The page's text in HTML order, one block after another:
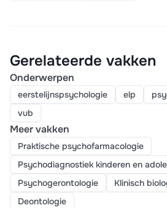
Gerelateerde vakken
Onderwerpen
eerstelijnspsychologie elp
vub
Meer vakken
Praktische psychofarmacologie
Psychodiagnostiek kinderen en
Psychogerontologie
Klinisch
Deontologie